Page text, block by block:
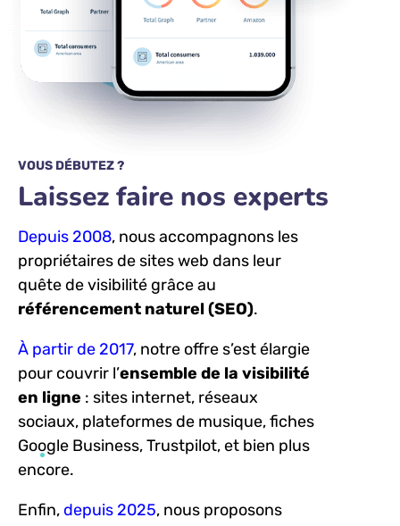
VOUS DÉBUTEZ ?
Laissez faire nos experts
Depuis 2008, nous accompagnons les
propriétaires de sites web dans leur
quête de visibilité grâce au
référencement naturel (SEO).
À partir de 2017, notre offre s’est élargie
pour couvrir l’ensemble de la visibilité
en ligne : sites internet, réseaux
sociaux, plateformes de musique, fiches
Google Business, Trustpilot, et bien plus
encore.
Enfin,depuis 2025, nous proposons